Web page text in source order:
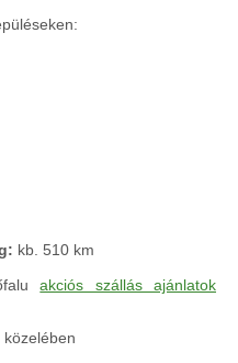
kb. 510 km
akciós szállás ajánlatok
közelében